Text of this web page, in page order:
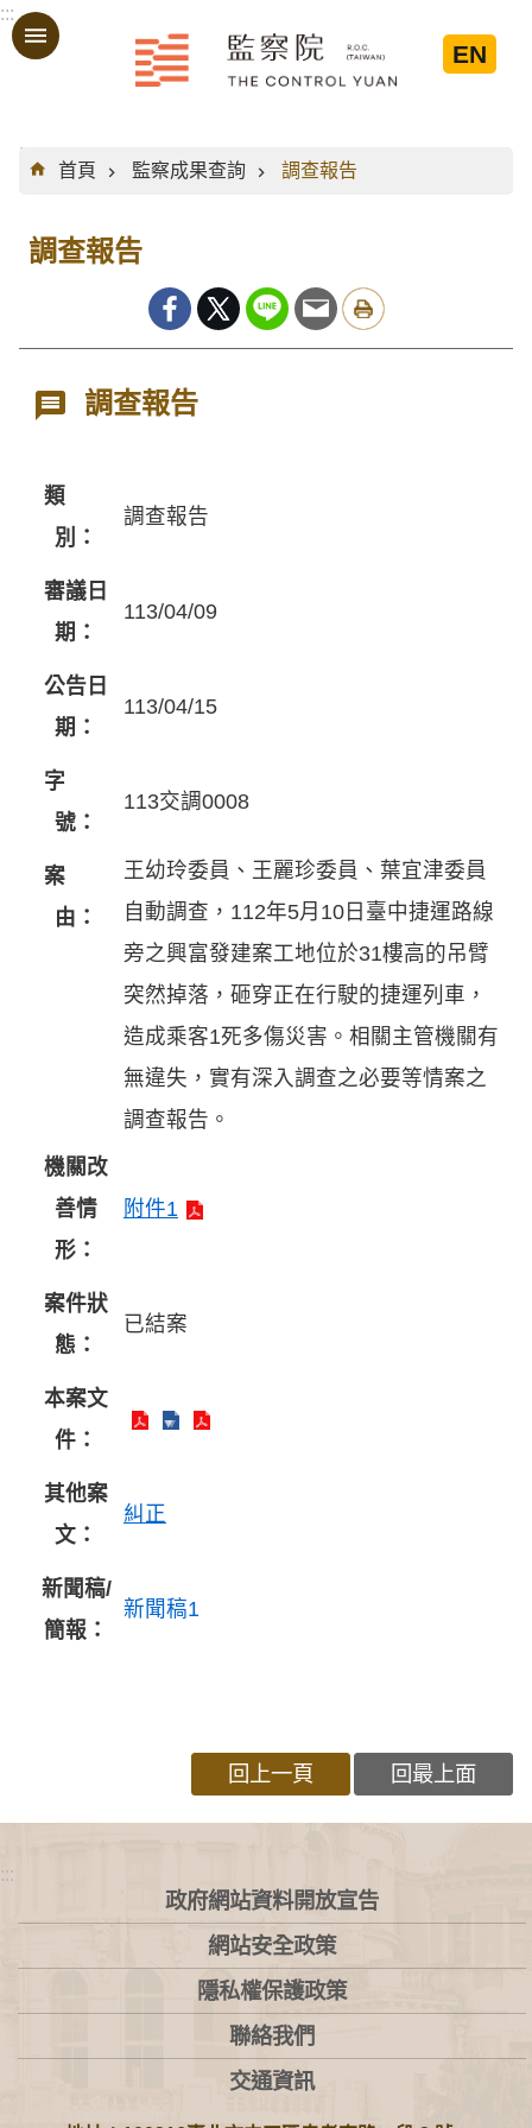
跳到主要內容區塊
:::
EN
:::
首頁
監察成果查詢 調查報告
調查報告
調查報告
類
別：
調查報告
審議日
期：
113/04/09
公告日
期：
113/04/15
字
號：
113交調0008
案
由：
王幼玲委員、王麗珍委員、葉宜津委員
自動調查，112年5月10日臺中捷運路線
旁之興富發建案工地位於31樓高的吊臂
突然掉落，砸穿正在行駛的捷運列車，
造成乘客1死多傷災害。相關主管機關有
無違失，實有深入調查之必要等情案之
調查報告。
機關改
善情
形：
附件1
案件狀
態：
已結案
本案文
件：
其他案
文：
糾正
新聞稿/
簡報：
新聞稿1
回上一頁 回最上面
:::
政府網站資料開放宣告
網站安全政策
隱私權保護政策
聯絡我們
交通資訊